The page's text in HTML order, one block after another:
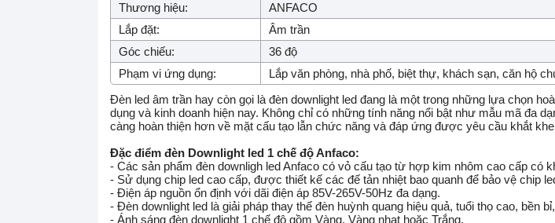
Thương hiệu:
ANFACO
Lắp đặt:
Âm trần
Góc chiếu:
36 độ
Phạm vi ứng dụng:
Lắp văn phòng, nhà phố, biệt thự, khách sạn, căn hộ
Đèn led âm trần hay còn gọi là đèn downlight led đang là một trong những lựa chọn
dụng và kinh doanh hiện nay. Không chỉ có những tính năng nổi bật như mẫu mã đa
càng hoàn thiện hơn về mặt cấu tạo lẫn chức năng và đáp ứng được yêu cầu khắt
Đặc điểm đèn Downlight led 1 chế độ Anfaco:
- Các sản phẩm đèn downligh led Anfaco có vỏ cấu tạo từ hợp kim nhôm cao cấp có
- Sử dụng chip led cao cấp, được thiết kế các đế tản nhiệt bao quanh để bảo vệ chip
- Điện áp nguồn ổn định với dãi điện áp 85V-265V-50Hz đa dạng.
- Đèn downlight led là giải pháp thay thế đèn huỳnh quang hiệu quả, tuổi thọ cao, bền
- Ánh sáng đèn downlight 1 chế độ gồm Vàng, Vàng nhạt hoặc Trắng.